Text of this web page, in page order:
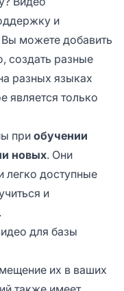
и
Вы можете добавить
создать разные
разных языках
является только
при обучении
новых. Они
легко доступные
и
для базы
их в ваших